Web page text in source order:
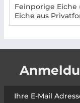
Feinporige Eiche
Eiche aus